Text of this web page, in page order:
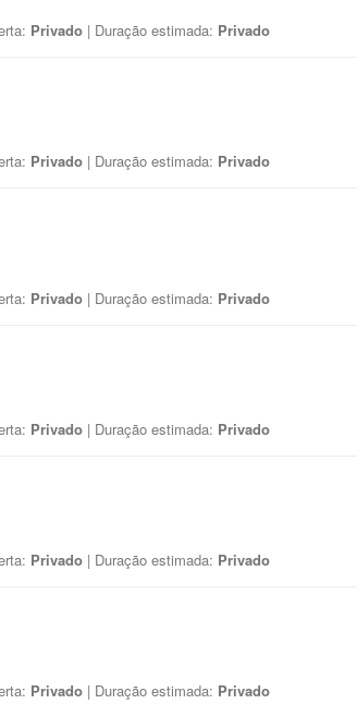
Privado | Duração estimada: Privado
Privado | Duração estimada: Privado
Privado | Duração estimada: Privado
Privado | Duração estimada: Privado
Privado | Duração estimada: Privado
Privado | Duração estimada: Privado